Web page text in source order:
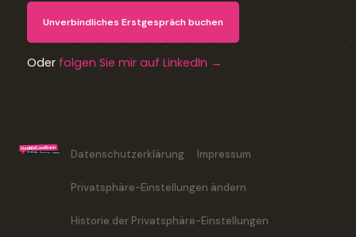
Unverbindliches Erstgespräch buchen
Oder folgen Sie mir auf LinkedIn →
Datenschutzerklärung Impressum
Privatsphäre-Einstellungen ändern
Historie der Privatsphäre-Einstellungen